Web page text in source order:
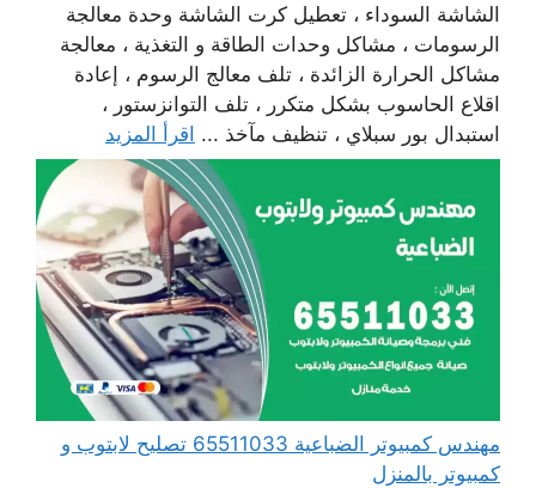
الشاشة السوداء ، تعطيل كرت الشاشة وحدة معالجة
الرسومات ، مشاكل وحدات الطاقة و التغذية ، معالجة
مشاكل الحرارة الزائدة ، تلف معالج الرسوم ، إعادة
اقلاع الحاسوب بشكل متكرر ، تلف التوانزستور ،
استبدال بور سبلاي ، تنظيف مآخذ ... اقرأ المزيد
مهندس كمبيوتر الضباعية 65511033 تصليح لابتوب و
كمبيوتر بالمنزل